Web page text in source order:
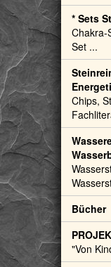
* Sets
Chakra-
Set ...
Chips,
Bücher
"Von